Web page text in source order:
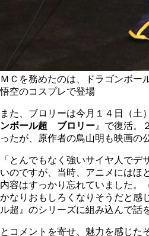
ＭＣを務めたのは、ドラゴンボー
悟空のコスプレで登場
また、ブロリーは今月１４日（土
ンボール超 ブロリー 』で復活。
ったが、原作者の鳥山明も映画の
「とんでもなく強いサイヤ人でデ
いのですが、当時、アニメにはほ
内容はすっかり忘れていました。
かなりおもしろくなりそうだと感
ル超』のシリーズに組み込んで話
とコメントを寄せ、魅力を感じた